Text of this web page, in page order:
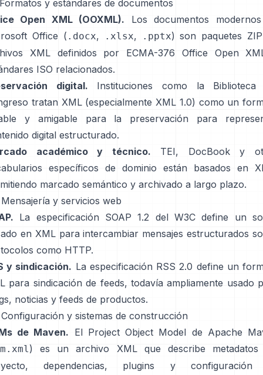
y estándares de documentos
Open XML (OOXML). Los documentos
Office ( .docx, .xlsx, .pptx) son paquetes
XML definidos por
ECMA-376 Office Open
ISO relacionados.
digital. Instituciones como la Biblioteca
tratan XML (especialmente XML 1.0) como un
y amigable para la preservación para
digital estructurado.
académico y técnico. TEI, DocBook y
específicos de dominio están basados en
marcado semántico y archivado a largo plazo.
y servicios web
La especificación SOAP 1.2 del W3C define un
en XML para intercambiar mensajes estructurados
como HTTP.
y sindicación. La especificación RSS 2.0 define un
para sindicación de feeds, todavía ampliamente usado
noticias y feeds de productos.
y sistemas de construcción
de Maven. El Project Object Model de Apache
) es un archivo XML que describe metadatos
dependencias, plugins y configuración